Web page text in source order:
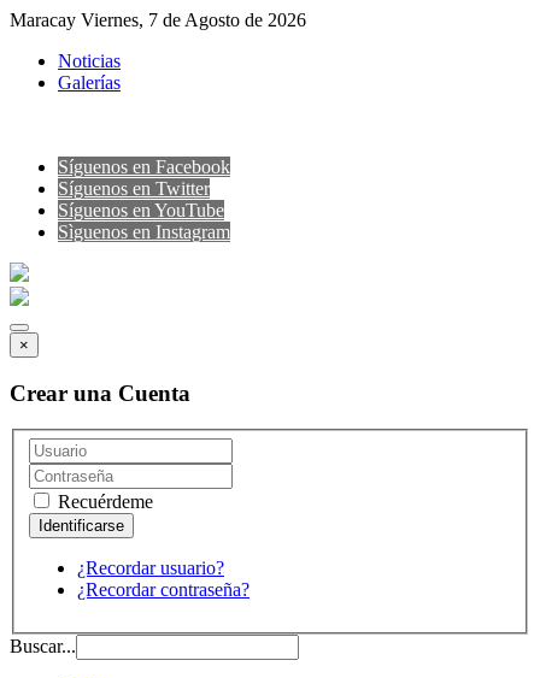
Maracay Viernes, 7 de Agosto de 2026
Noticias
Galerías
Síguenos en Facebook
Síguenos en Twitter
Síguenos en YouTube
Sìguenos en Instagram
×
Crear una Cuenta
Recuérdeme
¿Recordar usuario?
¿Recordar contraseña?
Buscar...